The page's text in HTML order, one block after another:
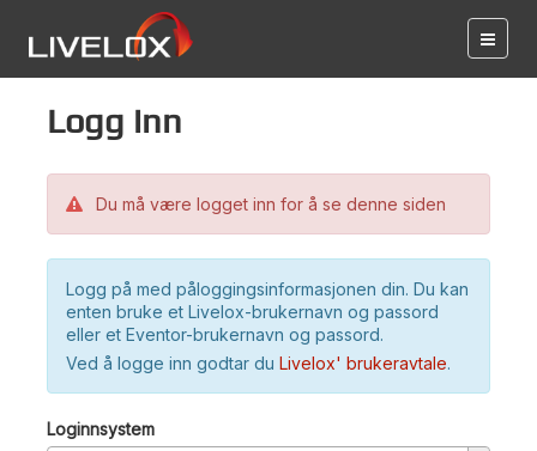
Logg inn
Du må være logget inn for å se denne siden
Logg på med påloggingsinformasjonen din. Du kan
enten bruke et Livelox-brukernavn og passord
eller et Eventor-brukernavn og passord.
Ved å logge inn godtar du Livelox' brukeravtale.
Loginnsystem